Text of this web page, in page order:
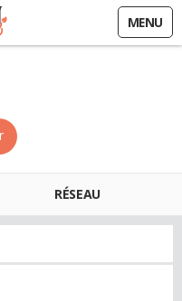
MENU
RÉSEAU